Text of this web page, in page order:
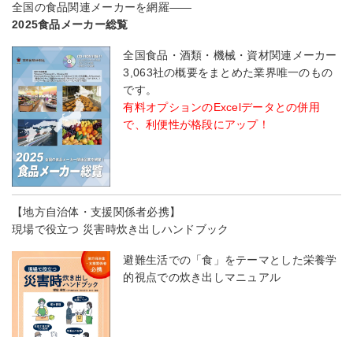
全国の食品関連メーカーを網羅――
2025食品メーカー総覧
全国食品・酒類・機械・資材関連メーカー
3,063社の概要をまとめた業界唯一のもの
です。
有料オプションのExcelデータとの併用
で、利便性が格段にアップ！
【地方自治体・支援関係者必携】
現場で役立つ 災害時炊き出しハンドブック
避難生活での「食」をテーマとした栄養学
的視点での炊き出しマニュアル